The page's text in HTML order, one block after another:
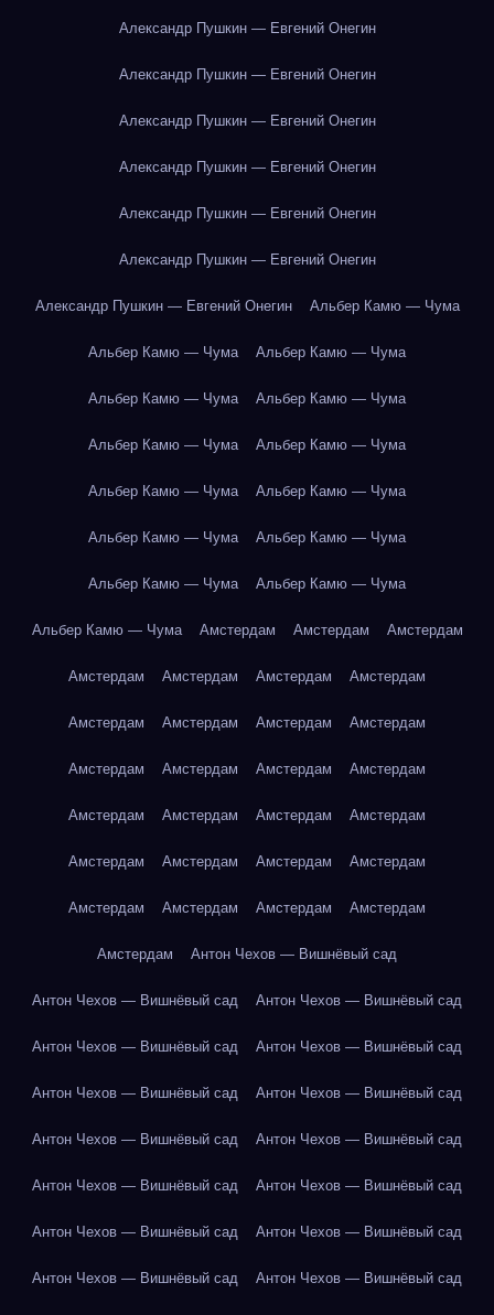
Александр Пушкин — Евгений Онегин
Александр Пушкин — Евгений Онегин
Александр Пушкин — Евгений Онегин
Александр Пушкин — Евгений Онегин
Александр Пушкин — Евгений Онегин
Александр Пушкин — Евгений Онегин
Александр Пушкин — Евгений Онегин Альбер Камю — Чума
Альбер Камю — Чума Альбер Камю — Чума
Альбер Камю — Чума Альбер Камю — Чума
Альбер Камю — Чума Альбер Камю — Чума
Альбер Камю — Чума Альбер Камю — Чума
Альбер Камю — Чума Альбер Камю — Чума
Альбер Камю — Чума Альбер Камю — Чума
Альбер Камю — Чума Амстердам Амстердам Амстердам
Амстердам Амстердам Амстердам Амстердам
Амстердам Амстердам Амстердам Амстердам
Амстердам Амстердам Амстердам Амстердам
Амстердам Амстердам Амстердам Амстердам
Амстердам Амстердам Амстердам Амстердам
Амстердам Амстердам Амстердам Амстердам
Амстердам Антон Чехов — Вишнёвый сад
Антон Чехов — Вишнёвый сад Антон Чехов — Вишнёвый сад
Антон Чехов — Вишнёвый сад Антон Чехов — Вишнёвый сад
Антон Чехов — Вишнёвый сад Антон Чехов — Вишнёвый сад
Антон Чехов — Вишнёвый сад Антон Чехов — Вишнёвый сад
Антон Чехов — Вишнёвый сад Антон Чехов — Вишнёвый сад
Антон Чехов — Вишнёвый сад Антон Чехов — Вишнёвый сад
Антон Чехов — Вишнёвый сад Антон Чехов — Вишнёвый сад